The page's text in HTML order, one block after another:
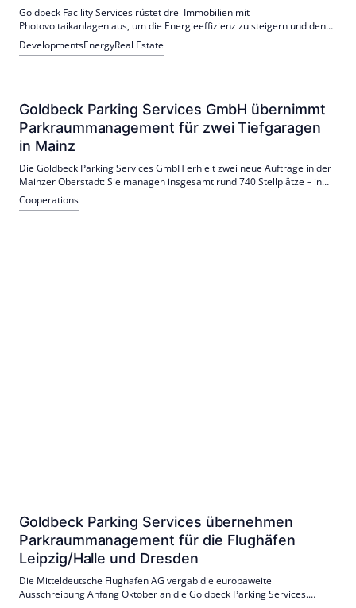
Goldbeck Facility Services rüstet drei Immobilien mit
Photovoltaikanlagen aus, um die Energieeffizienz zu steigern und den
Klimaschutz zu fördern. Projekte in Borgholzhausen und Plauen sowie
ein Pilotprojekt mit Klebe-PV-Modulen bei Bolton Adhesives zeigen das
DevelopmentsEnergyReal Estate
Goldbeck Parking Services GmbH übernimmt
Parkraummanagement für zwei Tiefgaragen
in Mainz
Die Goldbeck Parking Services GmbH erhielt zwei neue Aufträge in der
Mainzer Oberstadt: Sie managen insgesamt rund 740 Stellplätze – in
der Tiefgarage der Kupferbergterrasse und in der Trajanstraße.
Auftraggeber ist die Quantum Immobilien AG.
Cooperations
Goldbeck Parking Services übernehmen
Parkraummanagement für die Flughäfen
Leipzig/Halle und Dresden
Die Mitteldeutsche Flughafen AG vergab die europaweite
Ausschreibung Anfang Oktober an die Goldbeck Parking Services.